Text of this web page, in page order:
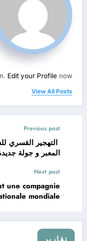
Edit your Profile now.
View All Posts
Previous post
التهجير القسري
المعبر و جولة
Next post
une compagnie
mondiale